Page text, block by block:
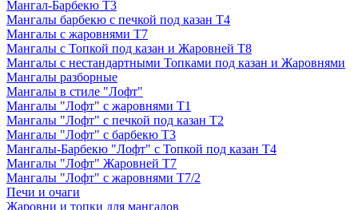
Мангал-Барбекю Т3
Мангалы барбекю с печкой под казан Т4
Мангалы с жаровнями Т7
Мангалы с Топкой под казан и Жаровней Т8
Мангалы с нестандартными Топками под казан и Жаровнями
Мангалы разборные
Мангалы в стиле "Лофт"
Мангалы "Лофт" с жаровнями Т1
Мангалы "Лофт" с печкой под казан Т2
Мангалы "Лофт" с барбекю Т3
Мангалы-Барбекю "Лофт" с Топкой под казан Т4
Мангалы "Лофт" Жаровней Т7
Мангалы "Лофт" с жаровнями Т7/2
Печи и очаги
Жаровни и топки для мангалов